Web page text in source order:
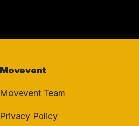
Movevent
Movevent Team
Privacy Policy